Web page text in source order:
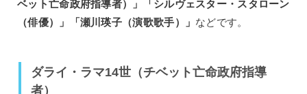
ベット亡命政府指導者）」「シルヴェスター・スタローン
（俳優）」「瀬川瑛子（演歌歌手）」 などです。
ダライ・ラマ14世（チベット亡命政府指導
者）